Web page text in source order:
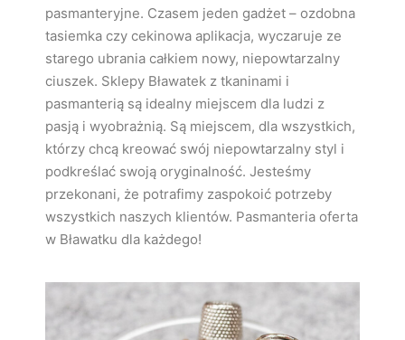
pasmanteryjne. Czasem jeden gadżet – ozdobna
tasiemka czy cekinowa aplikacja, wyczaruje ze
starego ubrania całkiem nowy, niepowtarzalny
ciuszek. Sklepy Bławatek z tkaninami i
pasmanterią są idealny miejscem dla ludzi z
pasją i wyobrażnią. Są miejscem, dla wszystkich,
którzy chcą kreować swój niepowtarzalny styl i
podkreślać swoją oryginalność. Jesteśmy
przekonani, że potrafimy zaspokoić potrzeby
wszystkich naszych klientów. Pasmanteria oferta
w Bławatku dla każdego!